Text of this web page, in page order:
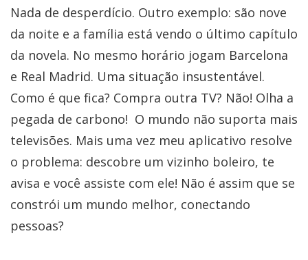
Nada de desperdício. Outro exemplo: são nove
da noite e a família está vendo o último capítulo
da novela. No mesmo horário jogam Barcelona
e Real Madrid. Uma situação insustentável.
Como é que fica? Compra outra TV? Não! Olha a
pegada de carbono! O mundo não suporta mais
televisões. Mais uma vez meu aplicativo resolve
o problema: descobre um vizinho boleiro, te
avisa e você assiste com ele! Não é assim que se
constrói um mundo melhor, conectando
pessoas?